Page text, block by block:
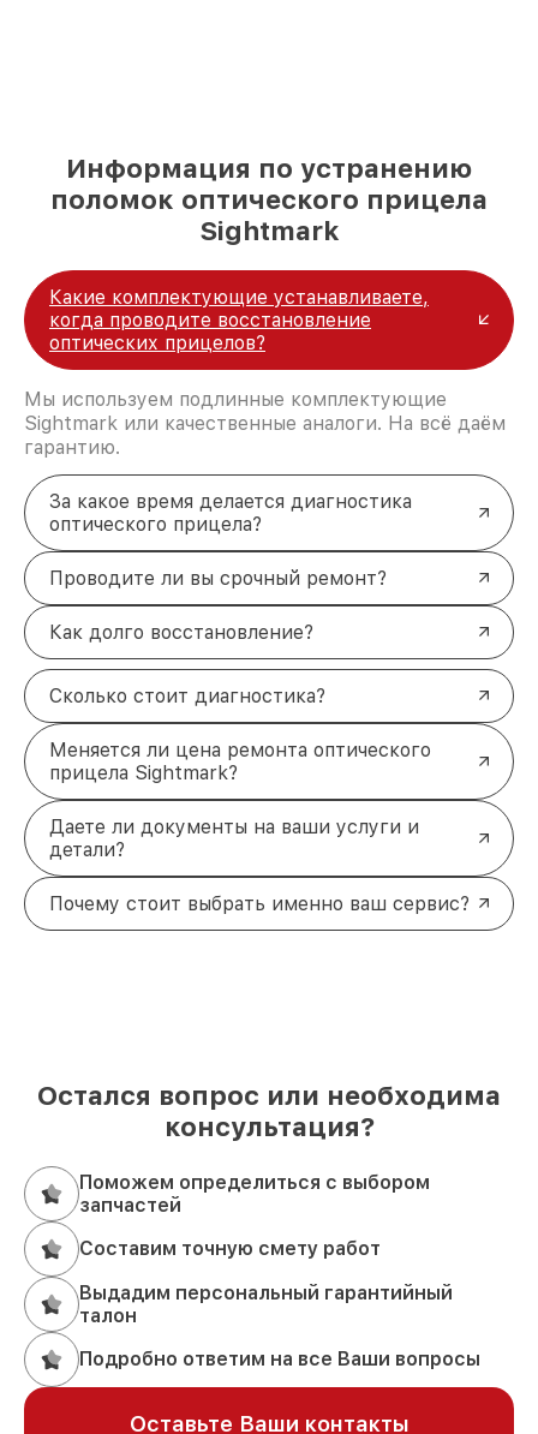
Информация по устранению
поломок оптического прицела
Sightmark
Какие комплектующие устанавливаете,
когда проводите восстановление
оптических прицелов?
Мы используем подлинные комплектующие
Sightmark или качественные аналоги. На всё даём
гарантию.
За какое время делается диагностика
оптического прицела?
Проводите ли вы срочный ремонт?
Как долго восстановление?
Сколько стоит диагностика?
Меняется ли цена ремонта оптического
прицела Sightmark?
Даете ли документы на ваши услуги и
детали?
Почему стоит выбрать именно ваш сервис?
Остался вопрос или необходима
консультация?
Поможем определиться с выбором
запчастей
Составим точную смету работ
Выдадим персональный гарантийный
талон
Подробно ответим на все Ваши вопросы
Оставьте Ваши контакты